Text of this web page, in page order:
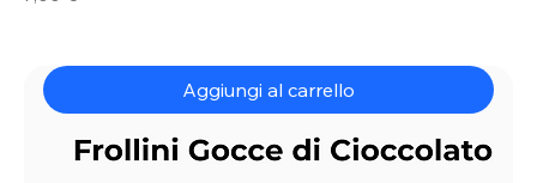
Aggiungi al carrello